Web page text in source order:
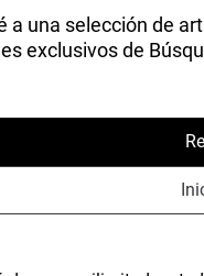
a una selección de
exclusivos de